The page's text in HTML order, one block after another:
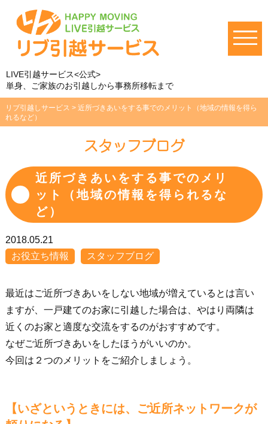
LIVE引越サービス<公式>
単身、ご家族のお引越しから事務所移転まで
リブ引越しサービス > 近所づきあいをする事でのメリット（地域の情報を得ら
れるなど）
スタッフブログ
近所づきあいをする事でのメリ
ット（地域の情報を得られるな
ど）
2018.05.21
お役立ち情報
スタッフブログ
最近はご近所づきあいをしない地域が増えているとは言い
ますが、一戸建てのお家に引越した場合は、やはり両隣は
近くのお家と適度な交流をするのがおすすめです。
なぜご近所づきあいをしたほうがいいのか。
今回は２つのメリットをご紹介しましょう。
【いざというときには、ご近所ネットワークが